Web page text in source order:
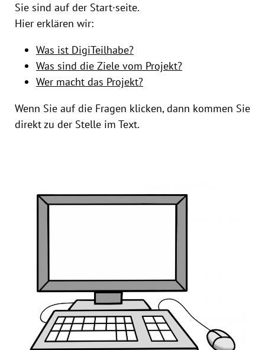
Sie sind auf der Start·seite.
Hier erklären wir:
Was ist DigiTeilhabe?
Was sind die Ziele vom Projekt?
Wer macht das Projekt?
Wenn Sie auf die Fragen klicken, dann kommen Sie
direkt zu der Stelle im Text.